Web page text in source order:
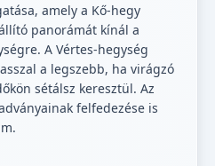
amely a Kő-hegy
panorámát kínál a
A Vértes-hegység
a legszebb, ha virágzó
sétálsz keresztül. Az
felfedezése is